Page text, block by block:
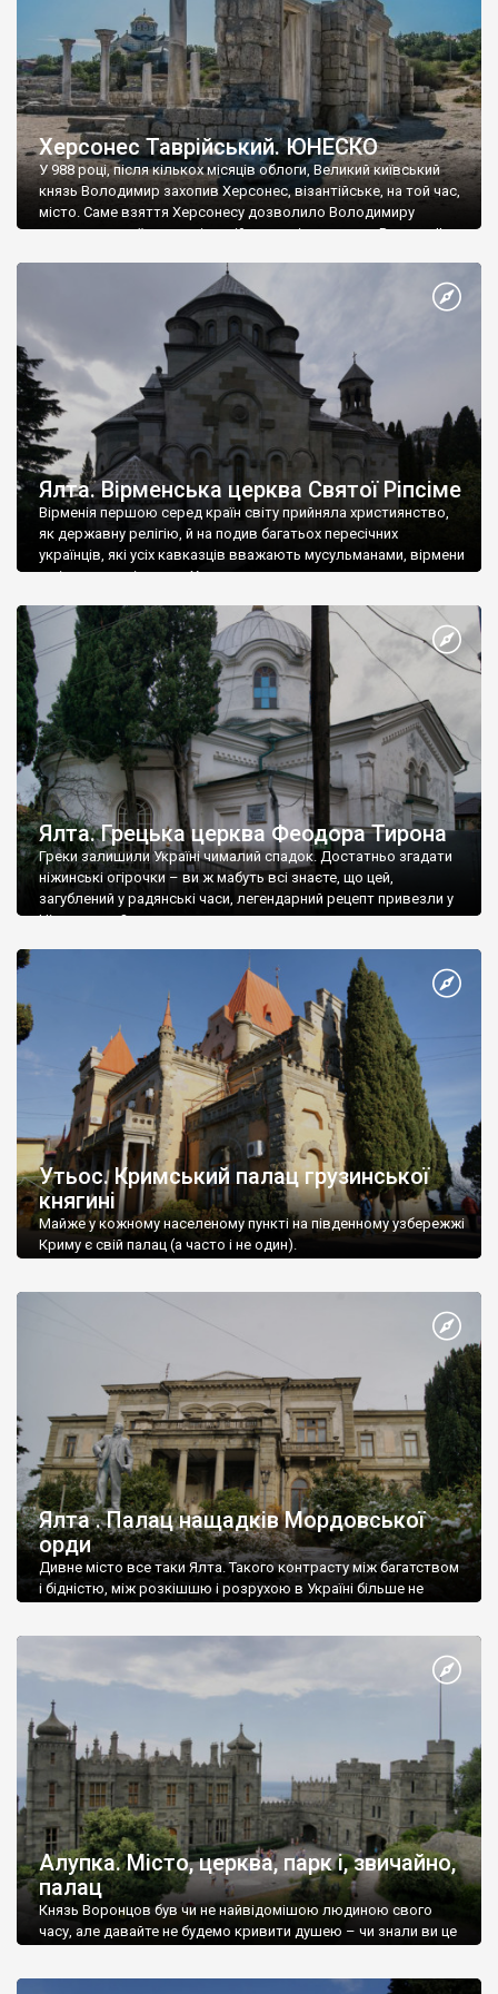
Херсонес Таврійський. ЮНЕСКО
У 988 році, після кількох місяців облоги, Великий київський
князь Володимир захопив Херсонес, візантійське, на той час,
місто. Саме взяття Херсонесу дозволило Володимиру
диктувати свої умови візантійському імператору Василю ІІ, та
Херсонесі Володимир-язичник, став Василем-християнином.
А потім було Хрещення Русі. На честь Херсонесу Таврійського
Ялта. Вірменська церква Святої Ріпсіме
Вірменія першою серед країн світу прийняла християнство,
як державну релігію, й на подив багатьох пересічних
українців, які усіх кавказців вважають мусульманами, вірмени
є відданими вірянами Христа
Ялта. Грецька церква Феодора Тирона
Греки залишили Україні чималий спадок. Достатньо згадати
ніжинські огірочки – ви ж мабуть всі знаєте, що цей,
загублений у радянські часи, легендарний рецепт привезли у
Ніжин греки?
Утьос. Кримський палац грузинської
княгині
Майже у кожному населеному пункті на південному узбережжі
Криму є свій палац (а часто і не один).
Ялта . Палац нащадків Мордовської
орди
Дивне місто все таки Ялта. Такого контрасту між багатством
і бідністю, між розкішшю і розрухою в Україні більше не
Алупка. Місто, церква, парк і, звичайно,
палац
Князь Воронцов був чи не найвідомішою людиною свого
часу, але давайте не будемо кривити душею – чи знали ви це